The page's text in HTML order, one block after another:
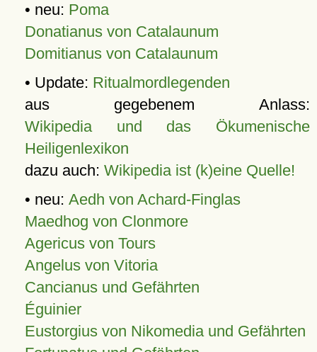
• neu: Poma
Donatianus von Catalaunum
Domitianus von Catalaunum
• Update: Ritualmordlegenden
aus gegebenem Anlass:
Wikipedia und das Ökumenische
Heiligenlexikon
dazu auch: Wikipedia ist (k)eine Quelle!
• neu: Aedh von Achard-Finglas
Maedhog von Clonmore
Agericus von Tours
Angelus von Vitoria
Cancianus und Gefährten
Éguinier
Eustorgius von Nikomedia und Gefährten